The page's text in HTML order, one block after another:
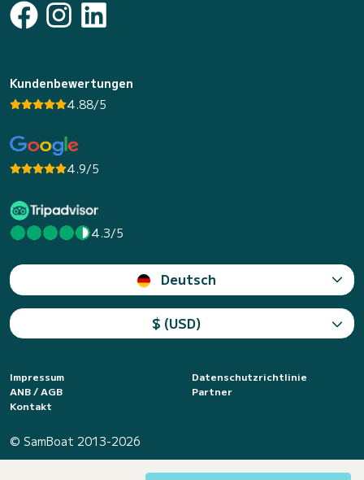
Kundenbewertungen
4.88/5
4.9/5
4.3/5
Deutsch
$ (USD)
Impressum
Datenschutzrichtlinie
ANB / AGB
Partner
Kontakt
© SamBoat 2013-2026